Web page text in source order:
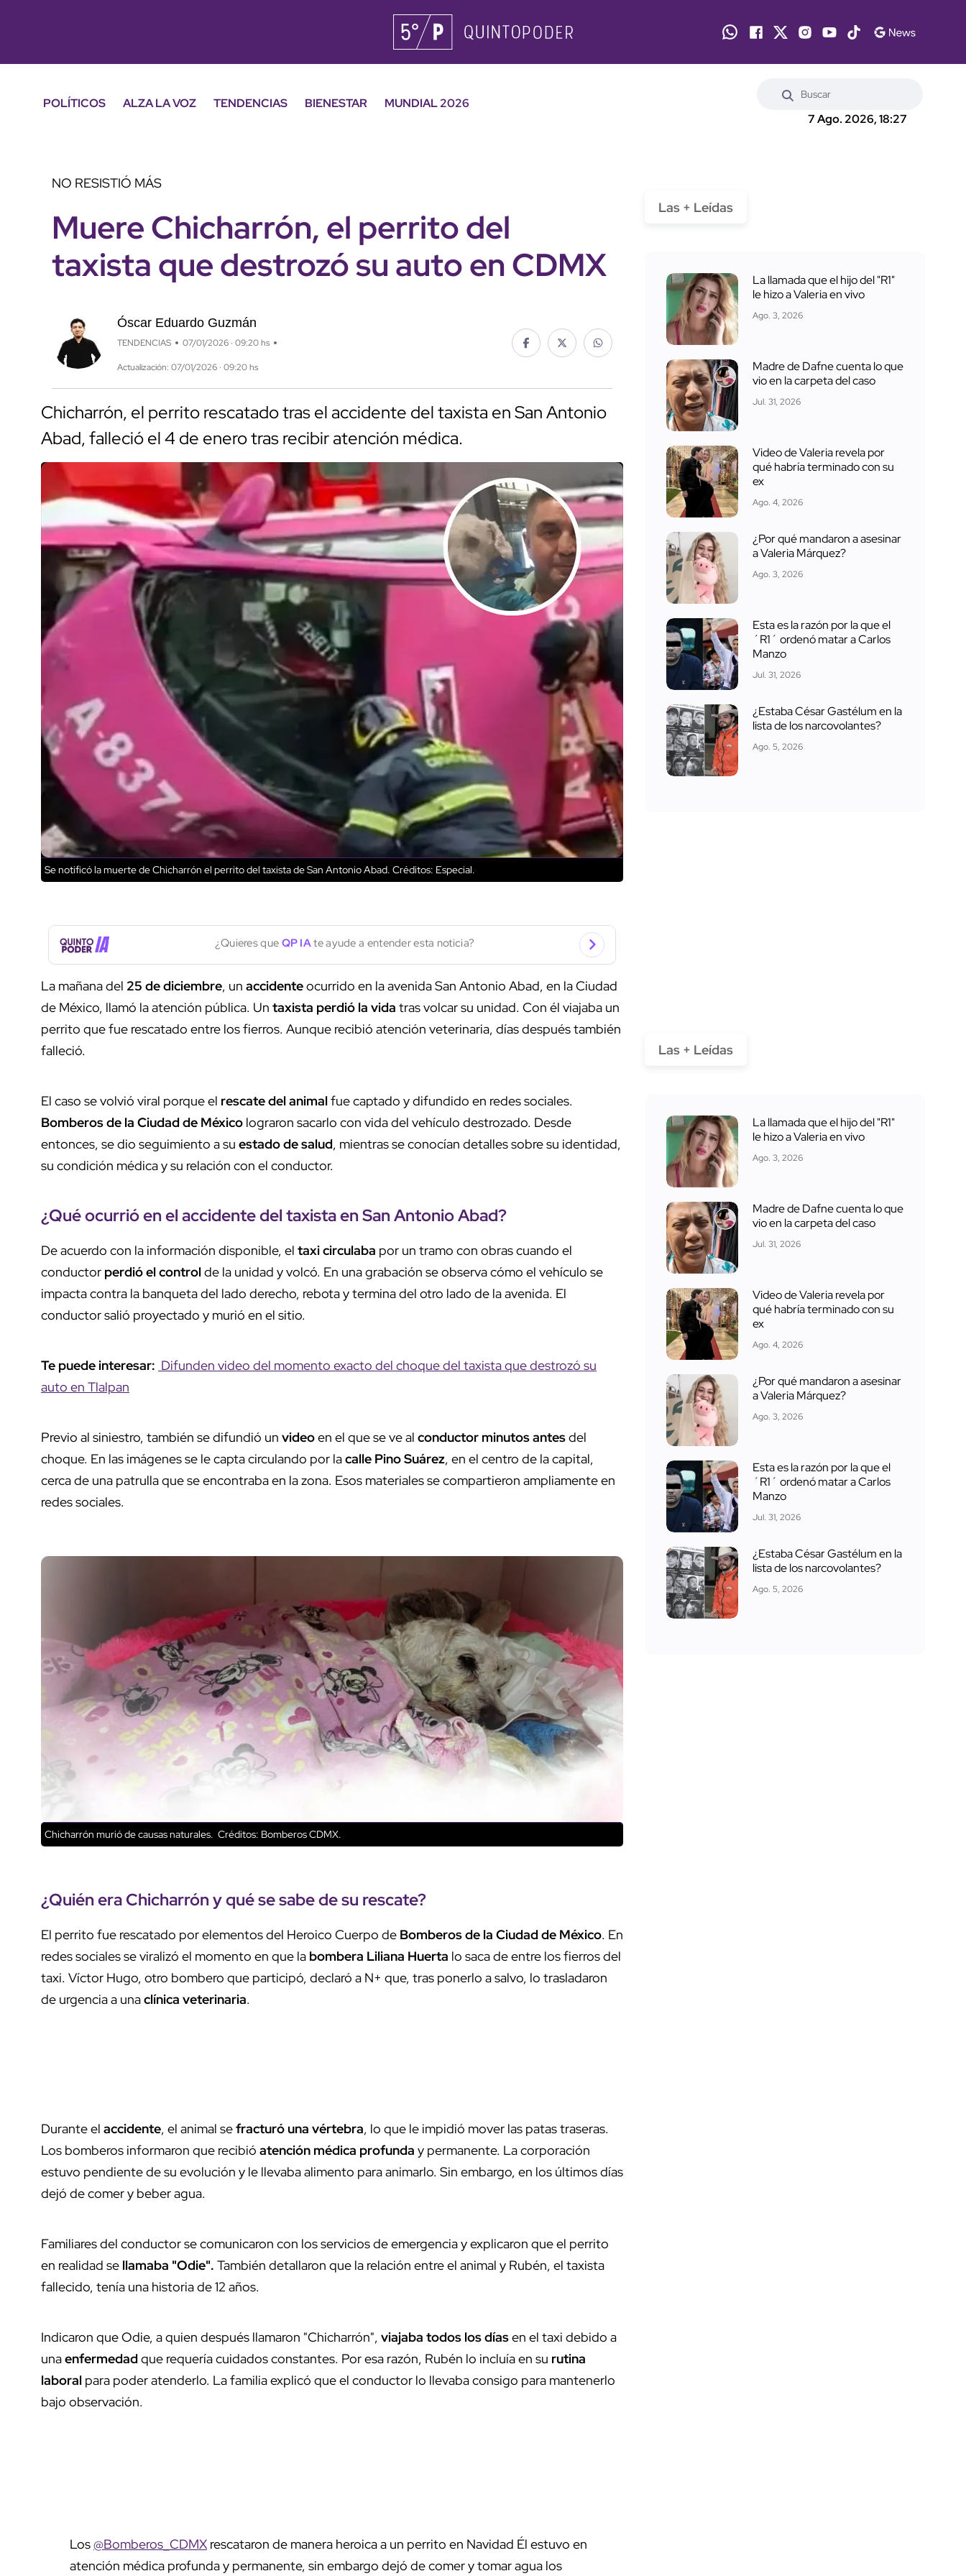
POLÍTICOS ALZA LA VOZ TENDENCIAS BIENESTAR
MUNDIAL 2026
7 Ago. 2026, 18:27
NO RESISTIÓ MÁS
Muere Chicharrón, el perrito del
taxista que destrozó su auto en CDMX
Óscar Eduardo Guzmán
TENDENCIAS 07/01/2026 · 09:20 hs
Actualización: 07/01/2026 · 09:20 hs
Chicharrón, el perrito rescatado tras el accidente del taxista en San Antonio
Abad, falleció el 4 de enero tras recibir atención médica.
Se notificó la muerte de Chicharrón el perrito del taxista de San Antonio Abad. Créditos: Especial.
¿Quieres que QP IAte ayude a entender esta noticia?
La mañana del 25 de diciembre, un accidenteocurrido en la avenida San Antonio Abad, en la Ciudad
de México, llamó la atención pública. Un taxista perdió la vida tras volcar su unidad. Con él viajaba un
perrito que fue rescatado entre los fierros. Aunque recibió atención veterinaria, días después también
falleció.
El caso se volvió viral porque el rescate del animalfue captado y difundido en redes sociales.
Bomberos de la Ciudad de México lograron sacarlo con vida del vehículo destrozado. Desde
entonces, se dio seguimiento a su estado de salud, mientras se conocían detalles sobre su identidad,
su condición médica y su relación con el conductor.
¿Qué ocurrió en elaccidentedel taxista en San Antonio Abad?
De acuerdo con la información disponible, el taxi circulaba por un tramo con obras cuando el
conductor perdió el controlde la unidad y volcó. En una grabación se observa cómo el vehículo se
impacta contra la banqueta del lado derecho, rebota y termina del otro lado de la avenida. El
conductor salió proyectado y murió en el sitio.
Te puede interesar: Difunden video del momento exacto del choque del taxista que destrozó su
auto en Tlalpan
Previo al siniestro, también se difundió un videoen el que se ve al conductor minutos antesdel
choque. En las imágenes se le capta circulando por lacalle Pino Suárez, en el centro de la capital,
cerca de una patrulla que se encontraba en la zona. Esos materiales se compartieron ampliamente en
redes sociales.
Chicharrón murió de causas naturales. Créditos: Bomberos CDMX.
¿Quién era Chicharrón y qué se sabe de su rescate?
El perrito fue rescatado por elementos del Heroico Cuerpo de Bomberos de la Ciudad de México. En
redes sociales se viralizó el momento en que la bombera Liliana Huerta lo saca de entre los fierros del
taxi. Víctor Hugo, otro bombero que participó, declaró a N+ que, tras ponerlo a salvo, lo trasladaron
de urgencia a unaclínica veterinaria.
Durante el accidente, el animal sefracturó una vértebra, lo que le impidió mover las patas traseras.
Los bomberos informaron que recibió atención médica profunda y permanente. La corporación
estuvo pendiente de su evolución y le llevaba alimento para animarlo. Sin embargo, en los últimos días
dejó de comer y beber agua.
Familiares del conductor se comunicaron con los servicios de emergencia y explicaron que el perrito
en realidad se llamaba "Odie". También detallaron que la relación entre el animal y Rubén, el taxista
fallecido, tenía una historia de 12 años.
Indicaron que Odie, a quien después llamaron "Chicharrón", viajaba todos los díasen el taxi debido a
unaenfermedadque requería cuidados constantes. Por esa razón, Rubén lo incluía en su rutina
laboral para poder atenderlo. La familia explicó que el conductor lo llevaba consigo para mantenerlo
bajo observación.
Los@Bomberos_CDMXrescataron de manera heroica a un perrito en Navidad Él estuvo en
atención médica profunda y permanente, sin embargo dejó de comer y tomar agua los
Las + Leídas
La llamada que el hijo del "R1"
le hizo a Valeria en vivo
Ago. 3, 2026
Madre de Dafne cuenta lo que
vio en la carpeta del caso
Jul. 31, 2026
Video de Valeria revela por
qué habría terminado con su
ex
Ago. 4, 2026
¿Por qué mandaron a asesinar
a Valeria Márquez?
Ago. 3, 2026
Esta es la razón por la que el
´R1´ ordenó matar a Carlos
Manzo
Jul. 31, 2026
¿Estaba César Gastélum en la
lista de los narcovolantes?
Ago. 5, 2026
Las + Leídas
La llamada que el hijo del "R1"
le hizo a Valeria en vivo
Ago. 3, 2026
Madre de Dafne cuenta lo que
vio en la carpeta del caso
Jul. 31, 2026
Video de Valeria revela por
qué habría terminado con su
ex
Ago. 4, 2026
¿Por qué mandaron a asesinar
a Valeria Márquez?
Ago. 3, 2026
Esta es la razón por la que el
´R1´ ordenó matar a Carlos
Manzo
Jul. 31, 2026
¿Estaba César Gastélum en la
lista de los narcovolantes?
Ago. 5, 2026